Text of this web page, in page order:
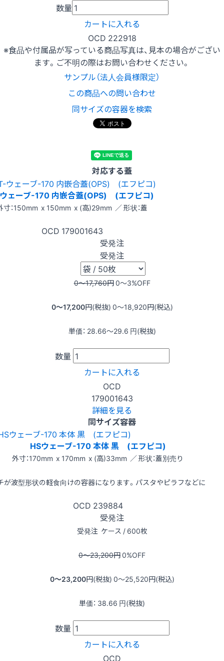
数量
カートに入れる
OCD 222918
※食品や付属品が写っている商品写真は、見本の場合がござい
ます。ご不明の際はお問い合わせください。
サンプル（法人会員様限定）
この商品への問い合わせ
同サイズの容器を検索
対応する蓋
ェーブ-170 内嵌合蓋(OPS) (エフピコ)
寸：150mm x 150mm x (高)29mm ／ 形状：蓋
OCD 179001643
受発注
受発注
0〜17,760円0〜3%OFF
0〜17,200円(税抜) 0〜18,920円(税込)
単価： 28.66〜29.6 円(税抜)
数量
カートに入れる
OCD
179001643
詳細を見る
同サイズ容器
HSウェーブ-170 本体 黒 (エフピコ)
外寸：170mm x 170mm x (高)33mm ／ 形状：蓋別売り
が波型形状の軽食向けの容器になります。パスタやピラフなどに
OCD 239884
受発注
受発注 ケース / 600枚
0〜23,200円0%OFF
0〜23,200円(税抜) 0〜25,520円(税込)
単価： 38.66 円(税抜)
数量
カートに入れる
OCD